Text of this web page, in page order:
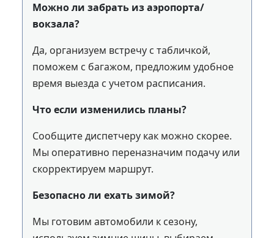
Можно ли забрать из аэропорта/
вокзала?
Да, организуем встречу с табличкой,
поможем с багажом, предложим удобное
время выезда с учетом расписания.
Что если изменились планы?
Сообщите диспетчеру как можно скорее.
Мы оперативно переназначим подачу или
скорректируем маршрут.
Безопасно ли ехать зимой?
Мы готовим автомобили к сезону,